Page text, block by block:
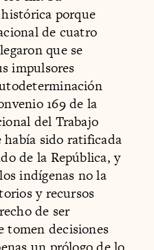
porque
de cuatro
que se
impulsores
169 de la
del Trabajo
sido ratificada
de la República, y
indígenas no la
y recursos
de ser
tomen decisiones